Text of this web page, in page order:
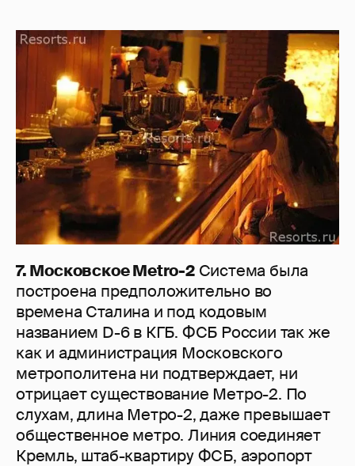
7. Московское Metro-2Система была
построена предположительно во
времена Сталина и под кодовым
названием D-6 в КГБ. ФСБ России так же
как и администрация Московского
метрополитена ни подтверждает, ни
отрицает существование Метро-2. По
слухам, длина Метро-2, даже превышает
общественное метро. Линия соединяет
Кремль, штаб-квартиру ФСБ, аэропорт